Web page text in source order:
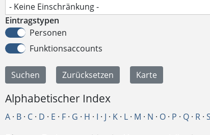
Eintragstypen
Personen
Funktionsaccounts
Alphabetischer Index
A · B · C · D · E · F · G · H · I · J · K · L · M · N · O · P · Q · R · S